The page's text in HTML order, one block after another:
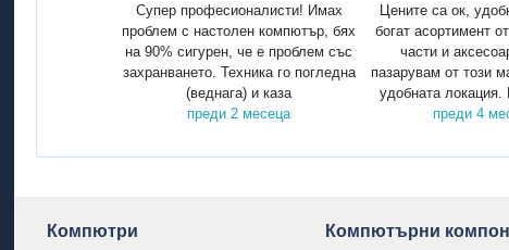
Супер професионалисти! Имах
проблем с настолен компютър, бях
на 90% сигурен, че е проблем със
захранването. Техника го погледна
(веднага) и каза
преди 2 месеца
Цените са ок,
богат асортимент
части и
пазарувам от този
удобната локация.
преди 4
Компютри Компютърни